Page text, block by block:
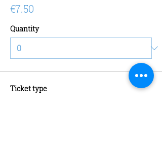
€7.50
Quantity
Ticket type